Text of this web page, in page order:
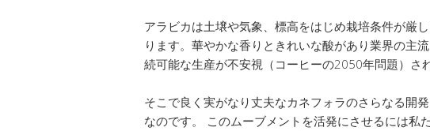
アラビカは土壌や気象、標高をはじめ栽培条件が厳
ります。華やかな香りときれいな酸があり業界の主
続可能な生産が不安視（コーヒーの2050年問題）さ
そこで良く実がなり丈夫なカネフォラのさらなる開
なのです。 このムーブメントを活発にさせるには私